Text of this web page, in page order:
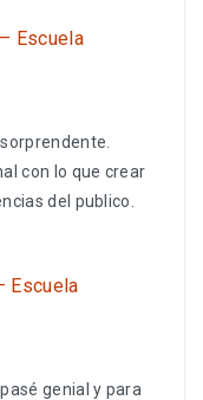
Escuela
con lo que crear
del publico.
Escuela
genial y para